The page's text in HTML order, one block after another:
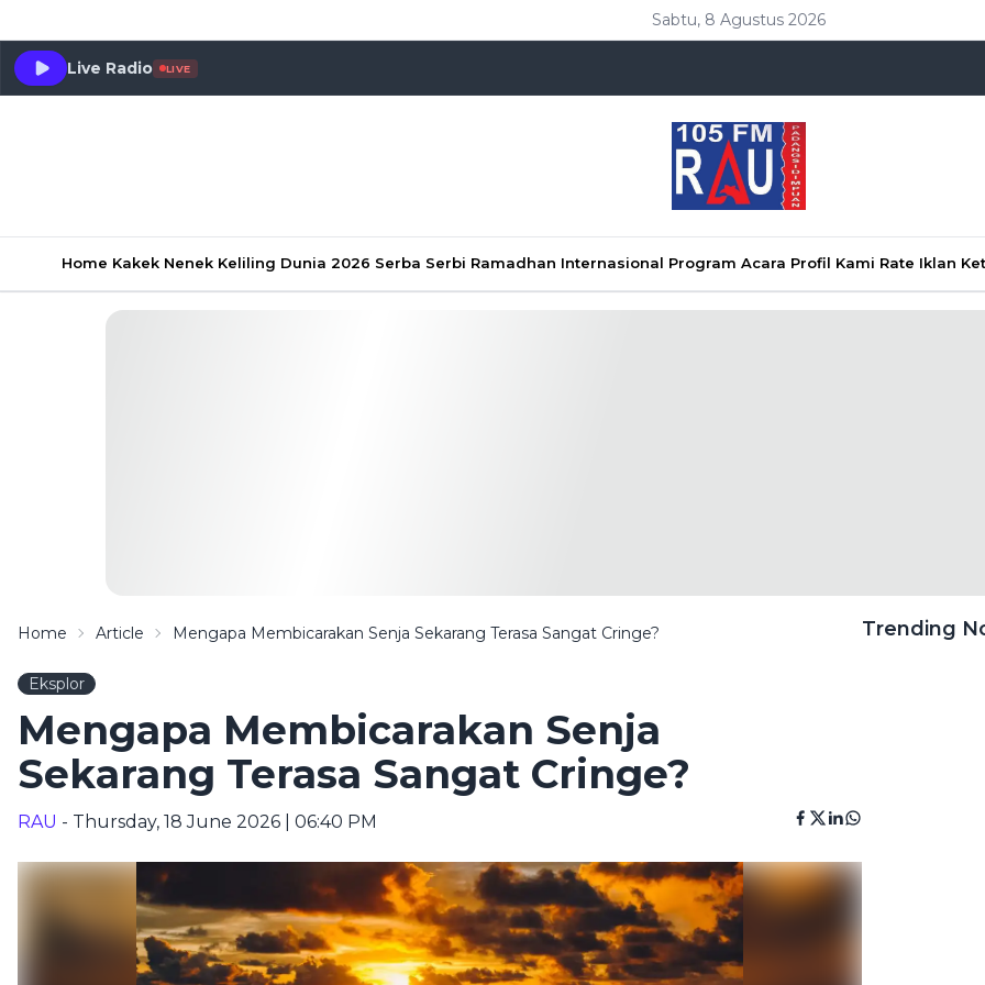
Sabtu, 8 Agustus 2026
Live Radio LIVE
Home Kakek Nenek Keliling Dunia 2026 Serba Serbi Ramadhan Internasional Program Acara Profil Kami Rate Iklan
Home Article Mengapa Membicarakan Senja Sekarang Terasa Sangat Cringe?
Eksplor
Mengapa Membicarakan Senja
Sekarang Terasa Sangat Cringe?
RAU - Thursday, 18 June 2026 | 06:40 PM
Trending